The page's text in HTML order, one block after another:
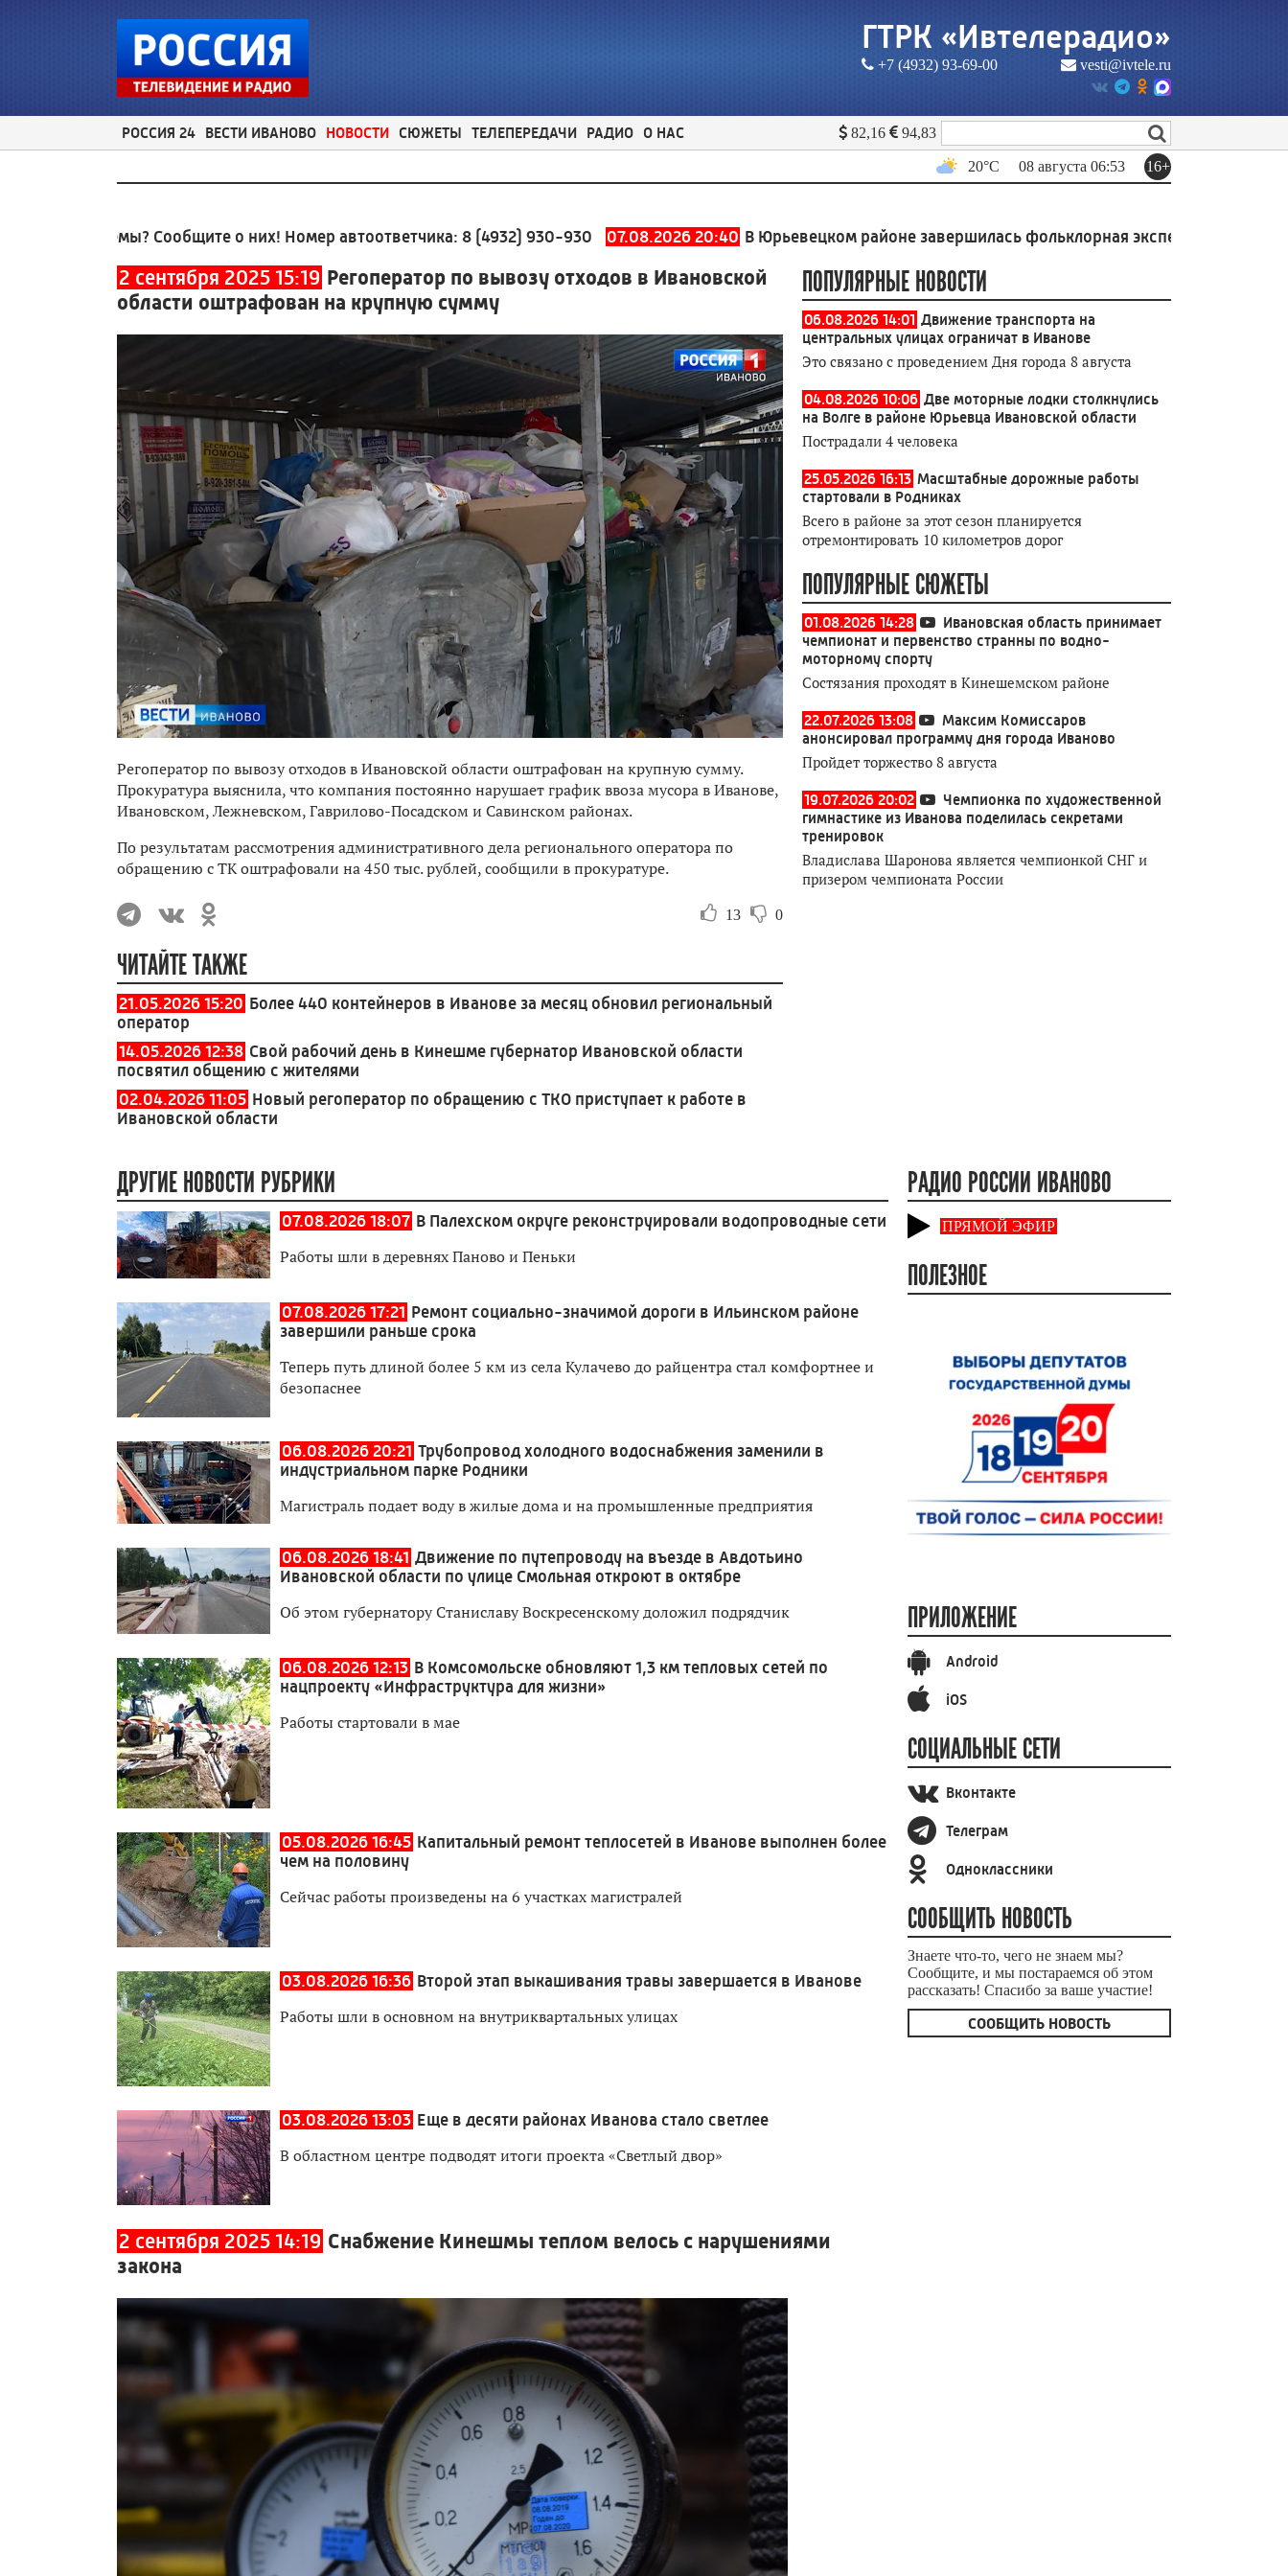
ГТРК «Ивтелерадио»
+7 (4932) 93-69-00 vesti@ivtele.ru
РОССИЯ 24 ВЕСТИ ИВАНОВО НОВОСТИ СЮЖЕТЫ ТЕЛЕПЕРЕДАЧИ РАДИО О НАС 82,16 94,83
20°C 08 августа 06:53 16+
Сообщите о них! Номер автоответчика:8 (4932) 930-930 07.08.2026 20:40 В Юрьевецком районе завершилась фольклорная экспедиция Высшей школы
2 сентября 2025 15:19 Регоператор по вывозу отходов в Ивановской
области оштрафован на крупную сумму
Регоператор по вывозу отходов в Ивановской области оштрафован на крупную сумму.
Прокуратура выяснила, что компания постоянно нарушает график ввоза мусора в Иванове,
Ивановском, Лежневском, Гаврилово-Посадском и Савинском районах.
По результатам рассмотрения административного дела регионального оператора по
обращению с ТК оштрафовали на 450 тыс. рублей, сообщили в прокуратуре.
13 0
ЧИТАЙТЕ ТАКЖЕ
21.05.2026 15:20 Более 440 контейнеров в Иванове за месяц обновил региональный
оператор
14.05.2026 12:38 Свой рабочий день в Кинешме губернатор Ивановской области
посвятил общению с жителями
02.04.2026 11:05 Новый регоператор по обращению с ТКО приступает к работе в
Ивановской области
ПОПУЛЯРНЫЕ НОВОСТИ
06.08.2026 14:01 Движение транспорта на
центральных улицах ограничат в Иванове
Это связано с проведением Дня города 8 августа
04.08.2026 10:06 Две моторные лодки столкнулись
на Волге в районе Юрьевца Ивановской области
Пострадали 4 человека
25.05.2026 16:13 Масштабные дорожные работы
стартовали в Родниках
Всего в районе за этот сезон планируется
отремонтировать 10 километров дорог
ПОПУЛЯРНЫЕ СЮЖЕТЫ
01.08.2026 14:28
Ивановская область принимает
чемпионат и первенство странны по водно-
моторному спорту
Состязания проходят в Кинешемском районе
22.07.2026 13:08
Максим Комиссаров
анонсировал программу дня города Иваново
Пройдет торжество 8 августа
19.07.2026 20:02
Чемпионка по художественной
гимнастике из Иванова поделилась секретами
тренировок
Владислава Шаронова является чемпионкой СНГ и
призером чемпионата России
ДРУГИЕ НОВОСТИ РУБРИКИ
07.08.2026 18:07 В Палехском округе реконструировали водопроводные сети
Работы шли в деревнях Паново и Пеньки
07.08.2026 17:21 Ремонт социально-значимой дороги в Ильинском районе
завершили раньше срока
Теперь путь длиной более 5 км из села Кулачево до райцентра стал комфортнее и
безопаснее
06.08.2026 20:21 Трубопровод холодного водоснабжения заменили в
индустриальном парке Родники
Магистраль подает воду в жилые дома и на промышленные предприятия
06.08.2026 18:41 Движение по путепроводу на въезде в Авдотьино
Ивановской области по улице Смольная откроют в октябре
Об этом губернатору Станиславу Воскресенскому доложил подрядчик
06.08.2026 12:13 В Комсомольске обновляют 1,3 км тепловых сетей по
нацпроекту «Инфраструктура для жизни»
Работы стартовали в мае
05.08.2026 16:45 Капитальный ремонт теплосетей в Иванове выполнен более
чем на половину
Сейчас работы произведены на 6 участках магистралей
03.08.2026 16:36 Второй этап выкашивания травы завершается в Иванове
Работы шли в основном на внутриквартальных улицах
03.08.2026 13:03 Еще в десяти районах Иванова стало светлее
В областном центре подводят итоги проекта «Светлый двор»
2 сентября 2025 14:19 Снабжение Кинешмы теплом велось с нарушениями
закона
РАДИО РОССИИ ИВАНОВО
ПРЯМОЙ ЭФИР
ПОЛЕЗНОЕ
ПРИЛОЖЕНИЕ
Android
iOS
СОЦИАЛЬНЫЕ СЕТИ
Вконтакте
Телеграм
Одноклассники
СООБЩИТЬ НОВОСТЬ
Знаете что-то, чего не знаем мы?
Сообщите, и мы постараемся об этом
рассказать! Спасибо за ваше участие!
СООБЩИТЬ НОВОСТЬ